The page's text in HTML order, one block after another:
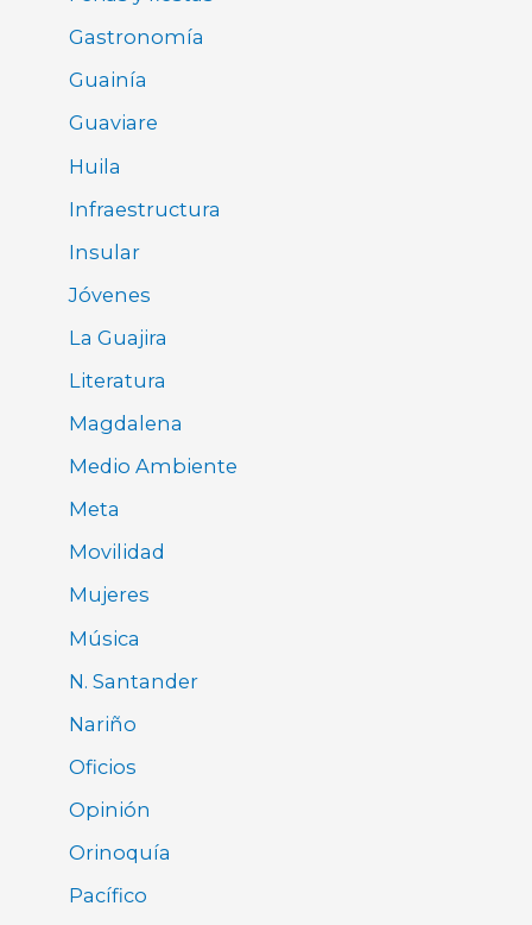
Gastronomía
Guainía
Guaviare
Huila
Infraestructura
Insular
Jóvenes
La Guajira
Literatura
Magdalena
Medio Ambiente
Meta
Movilidad
Mujeres
Música
N. Santander
Nariño
Oficios
Opinión
Orinoquía
Pacífico